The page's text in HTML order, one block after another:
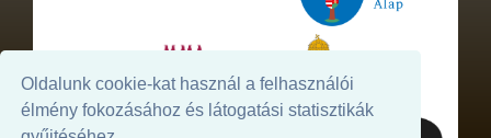
Oldalunk cookie-kat használ a felhasználói
élmény fokozásához és látogatási statisztikák